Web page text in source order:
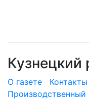
Кузнецкий
О газете
Производственный